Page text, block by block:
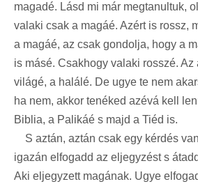
magadé. Lásd mi már megtanultuk,
valaki csak a magáé. Azért is rossz,
a magáé, az csak gondolja, hogy a
is másé. Csakhogy valaki rosszé. Az
világé, a halálé. De ugye te nem
ha nem, akkor tenéked azévá kell
Biblia, a Palikáé s majd a Tiéd is.
S aztán, aztán csak egy kérdés
igazán elfogadd az eljegyzést s
Aki eljegyzett magának. Ugye